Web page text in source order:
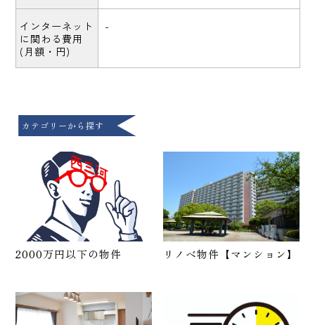
インターネット
に関わる費用
(月額・円)
-
カテゴリーから探す
2000万円以下の物件 リノベ物件【マンション】